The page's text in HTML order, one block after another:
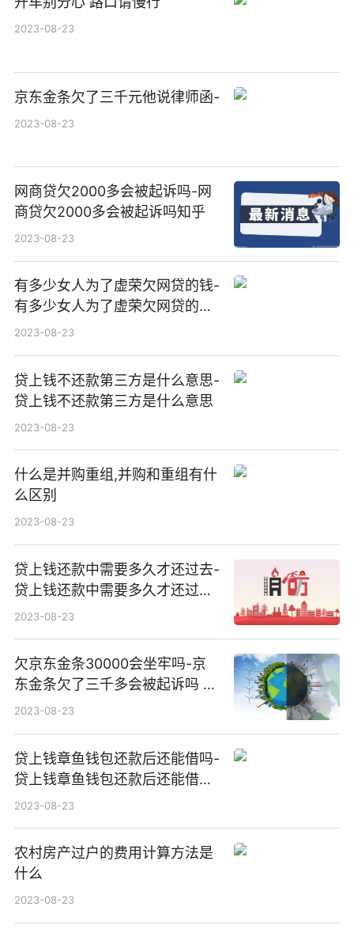
2023-08-23
京东金条欠了三千元他说律师函-
2023-08-23
网商贷欠2000多会被起诉吗-网
商贷欠2000多会被起诉吗知乎
2023-08-23
有多少女人为了虚荣欠网贷的钱-
有多少女人为了虚荣欠网贷的钱
呢
2023-08-23
贷上钱不还款第三方是什么意思-
贷上钱不还款第三方是什么意思
2023-08-23
什么是并购重组,并购和重组有什
么区别
2023-08-23
贷上钱还款中需要多久才还过去-
贷上钱还款中需要多久才还过去
呢
2023-08-23
欠京东金条30000会坐牢吗-京
东金条欠了三千多会被起诉吗 逾
期两年
2023-08-23
贷上钱章鱼钱包还款后还能借吗-
贷上钱章鱼钱包还款后还能借吗
安全吗
2023-08-23
农村房产过户的费用计算方法是
什么
2023-08-23